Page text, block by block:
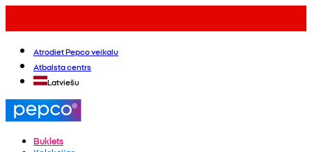
Atrodiet Pepco veikalu
Atbalsta centrs
Latviešu
Buklets